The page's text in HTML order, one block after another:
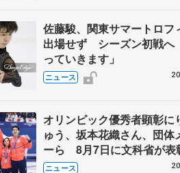
佐藤駿、関東サマートロフ
出場せず シーズン初戦へ
っていきます」
ニュース
オリンピック優秀者顕彰に
ゅう、坂本花織さん、団体
ーら 8月7日に文科省が表
ブルーノ・マルコット、中
ニュース